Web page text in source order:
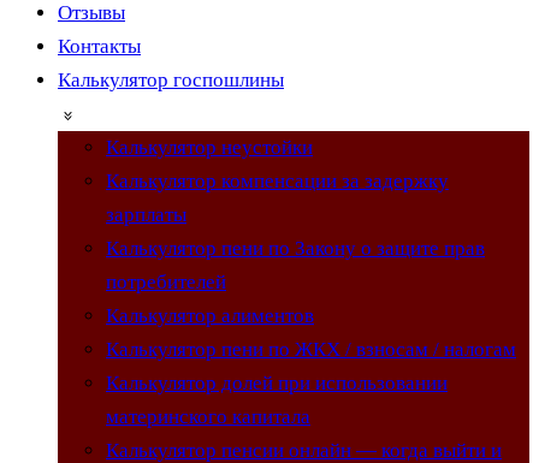
Отзывы
Контакты
Калькулятор госпошлины
Калькулятор неустойки
Калькулятор компенсации за задержку
зарплаты
Калькулятор пени по Закону о защите прав
потребителей
Калькулятор алиментов
Калькулятор пени по ЖКХ / взносам / налогам
Калькулятор долей при использовании
материнского капитала
Калькулятор пенсии онлайн — когда выйти и